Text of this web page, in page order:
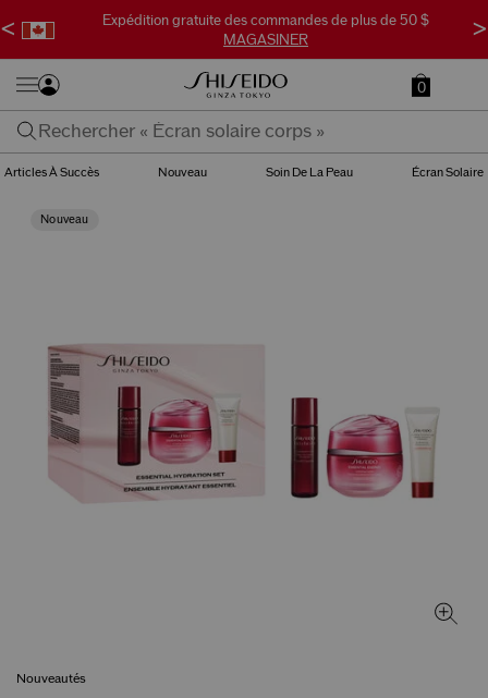
Expédition gratuite des commandes de plus de 50 $
MAGASINER
< >
0
Articles À Succès Nouveau Soin De La Peau Écran Solaire
Nouveau
Nouveautés